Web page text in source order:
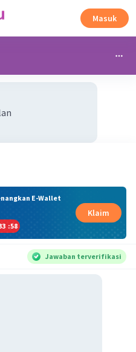
Masuk
E-Wallet
:58
Klaim
Jawaban terverifikasi